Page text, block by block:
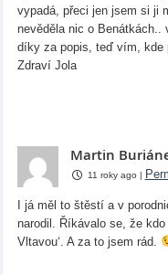
vypadá, přeci jen jsem si ji
nevěděla nic o Benátkách..
díky za popis, teď vím, kde
Zdraví Jola
Martin
11 roky ago |
I já měl to štěstí a v
narodil. Říkávalo se, že
Vltavou‘. A za to jsem rád.